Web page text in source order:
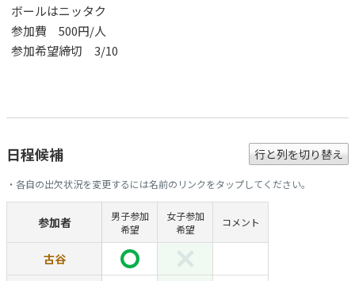
ボールはニッタク
参加費 500円/人
参加希望締切 3/10
日程候補 行と列を切り替え
・各自の出欠状況を変更するには名前のリンクをタップしてください。
参加者
男子参加
希望
女子参加
希望
コメント
古谷